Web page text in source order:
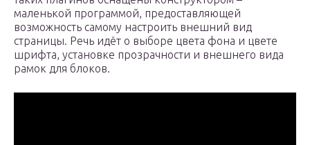
маленькой программой, предоставляющей
возможность самому настроить внешний вид
страницы. Речь идёт о выборе цвета фона и цвете
шрифта, установке прозрачности и внешнего вида
рамок для блоков.